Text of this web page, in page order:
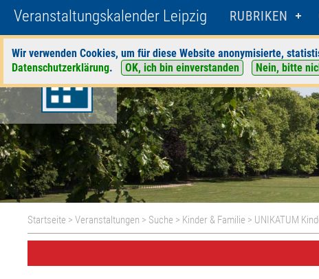
Veranstaltungskalender Leipzig RUBRIKEN
Wir verwenden Cookies, um für diese Website anonymisierte,
Datenschutzerklärung. OK, ich bin einverstanden Nein, bitte
Startseite >Veranstaltungen > Suche > Kinder & Familie > UNIKATUM